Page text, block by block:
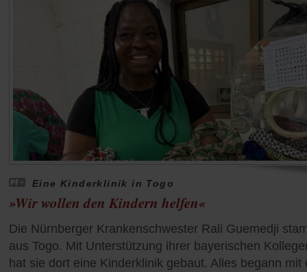
Eine Kinderklinik in Togo
»Wir wollen den Kindern helfen«
Die Nürnberger Krankenschwester Rali Guemedji
aus Togo. Mit Unterstützung ihrer bayerischen
hat sie dort eine Kinderklinik gebaut. Alles begann mit